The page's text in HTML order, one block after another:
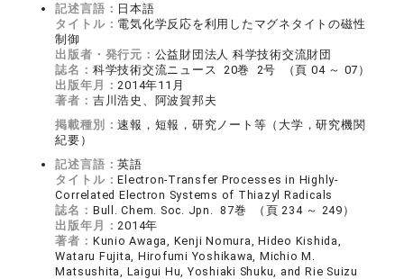
記述言語： 日本語
タイトル： 電気化学反応を利用したマグネタイトの磁性
制御
出版者・発行元： 公益財団法人 科学技術交流財団
誌名： 科学技術交流ニュース 20巻 2号 （頁 04 ～ 07）
出版年月： 2014年11月
著者： 吉川浩史、阿波賀邦夫
掲載種別：速報，短報，研究ノート等（大学，研究機関
紀要）
記述言語：英語
タイトル：Electron-Transfer Processes in Highly-
Correlated Electron Systems of Thiazyl Radicals
誌名： Bull. Chem. Soc. Jpn. 87巻 （頁 234 ～ 249）
出版年月： 2014年
著者： Kunio Awaga, Kenji Nomura, Hideo Kishida,
Wataru Fujita, Hirofumi Yoshikawa, Michio M.
Matsushita, Laigui Hu, Yoshiaki Shuku, and Rie Suizu